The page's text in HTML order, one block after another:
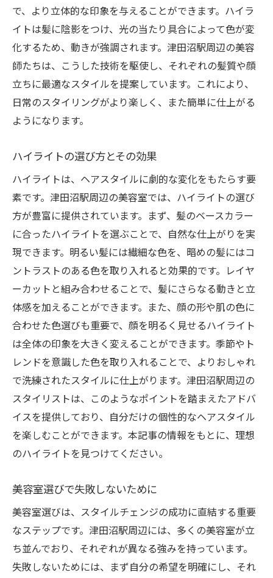
津田沼駅で叶えるハイライトとレイヤーカット
のコラボレーション
コラボレーションで実現する新しい自分
ハイライトとレイヤーカットの相乗効果
津田沼駅で体験する独自スタイル
組み合わせで得られるヘアスタイルの魅力
自分らしさを表現するヘアスタイル
で、より立体的な印象を与えることができます。ハイラ
イトは髪に陰影をつけ、光の当たり具合によって色が変
化するため、動きが強調されます。津田沼駅周辺の美容
師たちは、こうした技術を駆使し、それぞれの髪質や顔
立ちに最適なスタイルを提案しています。これにより、
日常のスタイリングがより楽しく、また簡単に仕上がる
ようになります。
ハイライトの選び方とその効果
ハイライトは、ヘアスタイルに劇的な変化をもたらす要
素です。津田沼駅周辺の美容室では、ハイライトの選び
方が豊富に提供されています。まず、髪のベースカラー
に合ったハイライトを選ぶことで、自然な仕上がりを実
現できます。明るい髪には繊細な色を、暗めの髪にはコ
ントラストのある色を取り入れると効果的です。レイヤ
ーカットと組み合わせることで、髪にさらなる動きと立
体感を加えることができます。また、顔の形や肌の色に
合わせた色選びも重要で、顔を明るく見せるハイライト
は全体の印象を大きく変えることができます。季節やト
レンドを意識した色を取り入れることで、よりおしゃれ
で洗練されたスタイルに仕上がります。津田沼駅周辺の
スタイリストは、このようなポイントを踏まえたアドバ
イスを提供しており、自分だけの個性的なヘアスタイル
を楽しむことができます。本記事の情報をもとに、理想
のハイライトを見つけてください。
美容室選びで失敗しないために
美容室選びは、スタイルチェンジの成功に直結する重要
なステップです。津田沼駅周辺には、多くの美容室が立
ち並んでおり、それぞれが異なる強みを持っています。
失敗しないためには、まず自分の希望を明確にし、それ